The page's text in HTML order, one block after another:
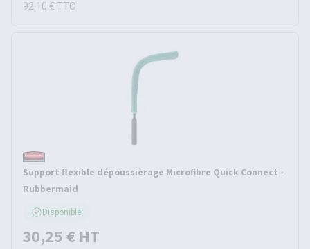
92,10 € TTC
Support flexible dépoussièrage Microfibre Quick Connect -
Rubbermaid
Disponible
30,25 € HT